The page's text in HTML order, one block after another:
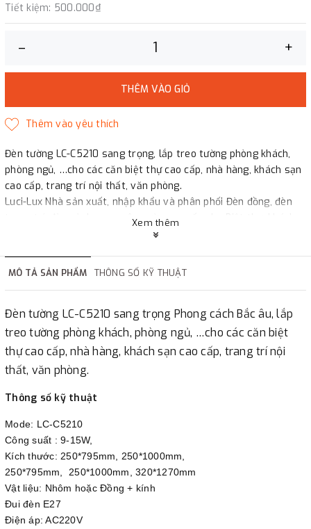
Tiết kiệm: 500.000₫
– +
THÊM VÀO GIỎ
Đèn tường LC-C5210 sang trọng, lắp treo tường phòng khách,
phòng ngủ, …cho các căn biệt thự cao cấp, nhà hàng, khách sạn
cao cấp, trang trí nội thất, văn phòng.
Luci-Lux Nhà sản xuất, nhập khẩu và phân phối Đèn đồng, đèn
trang trí, đèn cảnh quan sân vườn cao cấp cho Biệt thự, khách
sạn, hàng chất lượng, bảo hành dài hạn.
Xem thêm
MÔ TẢ SẢN PHẨM THÔNG SỐ KỸ THUẬT
Đèn tường LC-C5210 sang trọng Phong cách Bắc âu, lắp
treo tường phòng khách, phòng ngủ, …cho các căn biệt
thự cao cấp, nhà hàng, khách sạn cao cấp, trang trí nội
thất, văn phòng.
Thông số kỹ thuật
Mode: LC-C5210
Công suất : 9-15W,
Kích thước: 250*795mm, 250*1000mm,
250*795mm, 250*1000mm, 320*1270mm
Vật liệu: Nhôm hoặc Đồng + kính
Đui đèn E27
Điện áp: AC220V